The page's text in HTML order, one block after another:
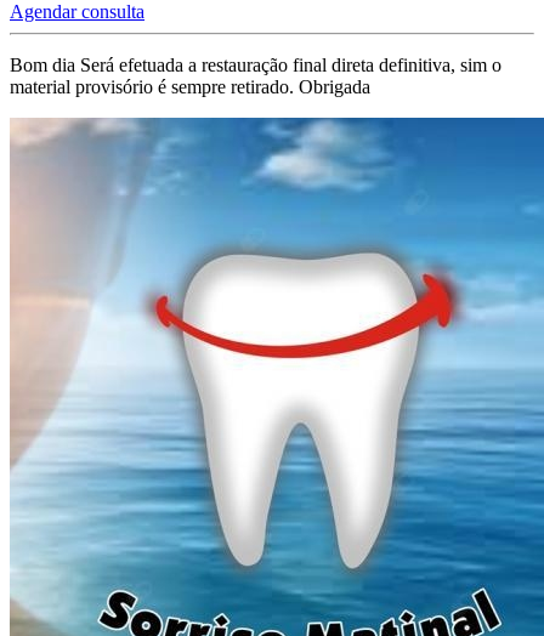
Agendar consulta
Bom dia Será efetuada a restauração final direta definitiva, sim o
material provisório é sempre retirado. Obrigada